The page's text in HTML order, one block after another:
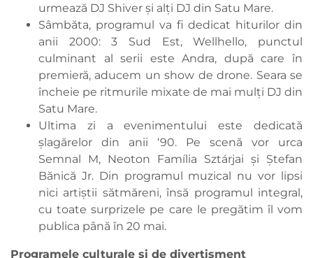
urmează DJ Shiver și alți DJ din Satu Mare.
Sâmbăta, programul va fi dedicat hiturilor din
anii 2000: 3 Sud Est, Wellhello, punctul
culminant al serii este Andra, după care în
premieră, aducem un show de drone. Seara se
încheie pe ritmurile mixate de mai mulți DJ din
Satu Mare.
Ultima zi a evenimentului este dedicată
șlagărelor din anii ‘90. Pe scenă vor urca
Semnal M, Neoton Família Sztárjai și Ștefan
Bănică Jr. Din programul muzical nu vor lipsi
nici artiștii sătmăreni, însă programul integral,
cu toate surprizele pe care le pregătim îl vom
publica până în 20 mai.
Programele culturale și de divertisment